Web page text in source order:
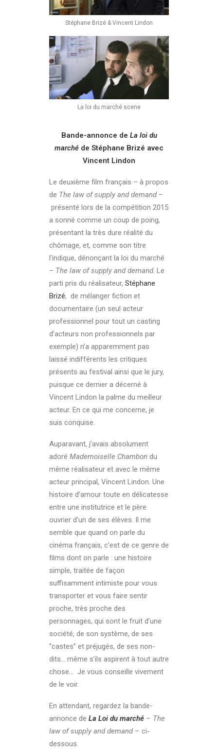
Stéphane Brizé & Vincent Lindon
La loi du marché scene
Bande-annonce de La loi du
marché de Stéphane Brizé avec
Vincent Lindon
Le deuxième film français – à propos
de The law of supply and demand–
présenté lors de la compétition 2015
a sonné comme un coup de poing,
présentant la très dure réalité du
chômage, et, comme son titre
l’indique, dénonçant la loi du marché
– The law of supply and demand. Le
parti pris du réalisateur, Stéphane
Brizé, de mélanger fiction et
documentaire (un seul acteur
professionnel pour tout un casting
d’acteurs non professionnels par
exemple) n’a apparemment pas
laissé indifférents les critiques
présents au festival ainsi que le jury,
puisque ce dernier a décerné à
Vincent Lindon la palme du meilleur
acteur. En ce qui me concerne, je
suis conquise.
Auparavant, j’avais absolument
adoré Mademoiselle Chambon du
même réalisateur et avec le même
acteur principal, Vincent Lindon. Une
histoire d’amour toute en délicatesse
entre une institutrice et le père
ouvrier d’un de ses élèves. Il me
semble que quand on parle du
cinéma français, c’est de ce genre de
films dont on parle : une histoire
simple, traitée de façon
suffisamment intimiste pour vous
transporter et vous faire sentir
proche, très proche des
personnages, qui sont le fruit d’une
société, de son système, de ses
“castes” et préjugés, de ses non-
dits… même s’ils aspirent à tout autre
chose… Je vous conseille vivement
de le voir.
En attendant, regardez la bande-
annonce de La Loi du marché – The
law of supply and demand – ci-
dessous.